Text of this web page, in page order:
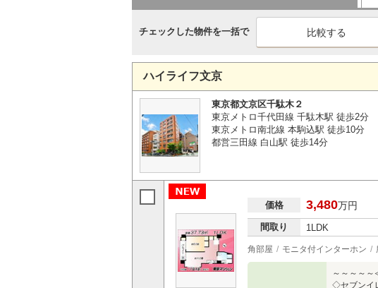
チェックした物件を一括で
ハイライフ文京
東京都文京区千駄木２
東京メトロ千代田線 千駄木駅 徒歩2分
東京メトロ南北線 本駒込駅 徒歩10分
都営三田線 白山駅 徒歩14分
価格 3,480万円
間取り 1LDK
角部屋 モニタ付インターホン
～～～～
◇セブンイ